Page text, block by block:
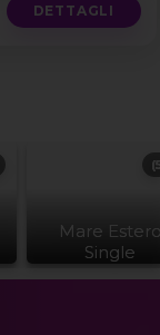
DETTAGLI
Mare
Single